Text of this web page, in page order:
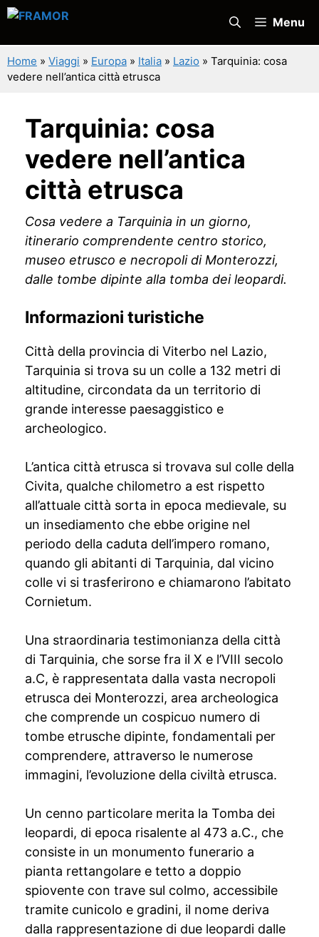
Vai
contenuto
Menu
Home » Viaggi » Europa » Italia » Lazio » Tarquinia: cosa
vedere nell’antica città etrusca
Tarquinia: cosa
vedere nell’antica
città etrusca
Cosa vedere a Tarquinia in un giorno,
itinerario comprendente centro storico,
museo etrusco e necropoli di Monterozzi,
dalle tombe dipinte alla tomba dei leopardi.
Informazioni turistiche
Città della provincia di Viterbo nel Lazio,
Tarquinia si trova su un colle a 132 metri di
altitudine, circondata da un territorio di
grande interesse paesaggistico e
archeologico.
L’antica città etrusca si trovava sul colle della
Civita, qualche chilometro a est rispetto
all’attuale città sorta in epoca medievale, su
un insediamento che ebbe origine nel
periodo della caduta dell’impero romano,
quando gli abitanti di Tarquinia, dal vicino
colle vi si trasferirono e chiamarono l’abitato
Cornietum.
Una straordinaria testimonianza della città
di Tarquinia, che sorse fra il X e l’VIII secolo
a.C, è rappresentata dalla vasta necropoli
etrusca dei Monterozzi, area archeologica
che comprende un cospicuo numero di
tombe etrusche dipinte, fondamentali per
comprendere, attraverso le numerose
immagini, l’evoluzione della civiltà etrusca.
Un cenno particolare merita la Tomba dei
leopardi, di epoca risalente al 473 a.C., che
consiste in un monumento funerario a
pianta rettangolare e tetto a doppio
spiovente con trave sul colmo, accessibile
tramite cunicolo e gradini, il nome deriva
dalla rappresentazione di due leopardi dalle